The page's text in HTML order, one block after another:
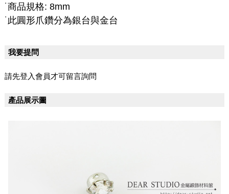
˙商品規格: 8mm
˙此圓形爪鑽分為銀台與金台
我要提問
請先登入會員才可留言詢問
產品展示圖